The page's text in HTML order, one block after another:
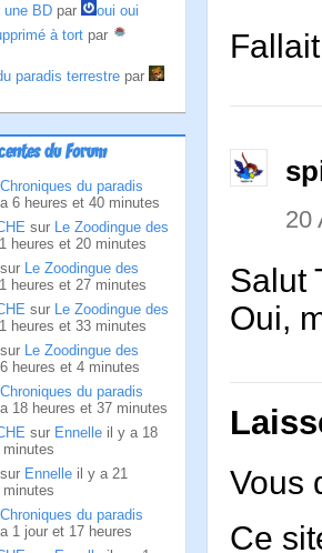
une BD par
oui oui
à tort par
paradis terrestre par
du Forum
Chroniques du paradis
6 heures et 40 minutes
sur Le Zoodingue des
heures et 20 minutes
sur Le Zoodingue des
heures et 27 minutes
sur Le Zoodingue des
heures et 33 minutes
sur Le Zoodingue des
heures et 4 minutes
Chroniques du paradis
18 heures et 37 minutes
sur Ennelle il y a 18
minutes
sur Ennelle il y a 21
minutes
Chroniques du paradis
1 jour et 17 heures
20
Salut
Oui,
Vous
Ce